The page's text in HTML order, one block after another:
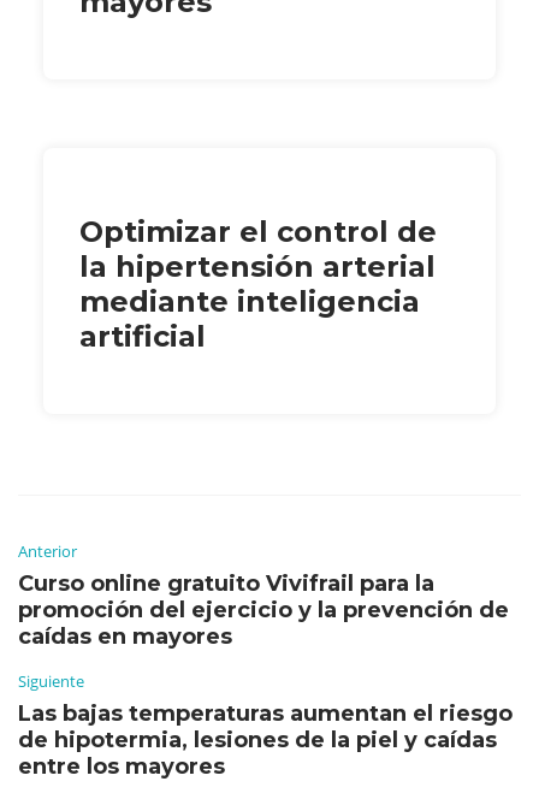
Optimizar el control de
la hipertensión arterial
mediante inteligencia
artificial
Anterior
Curso online gratuito Vivifrail para la
promoción del ejercicio y la prevención de
caídas en mayores
Siguiente
Las bajas temperaturas aumentan el riesgo
de hipotermia, lesiones de la piel y caídas
entre los mayores